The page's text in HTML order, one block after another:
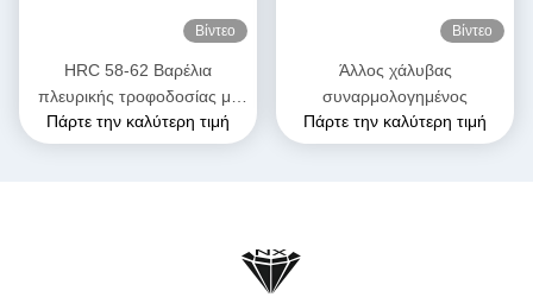
Βίντεο
HRC 58-62 Βαρέλια
πλευρικής τροφοδοσίας με
εκχύλισμα, γυαλισμένα για τη
βιομηχανία τροφίμων και
Πάρτε την καλύτερη τιμή
Βίντεο
Άλλος χάλυβας
συναρμολογημένος
Πάρτε την καλύτερη τιμή